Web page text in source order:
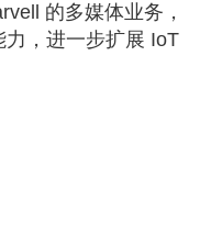
的多媒体业务，
，进一步扩展 IoT